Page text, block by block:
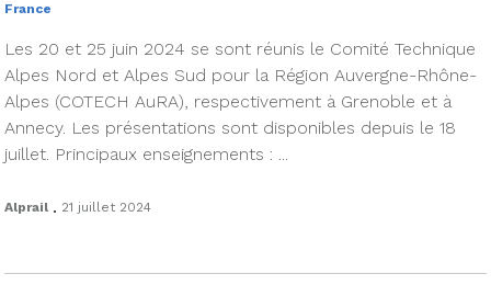
France
Les 20 et 25 juin 2024 se sont réunis le Comité Technique
Alpes Nord et Alpes Sud pour la Région Auvergne-Rhône-
Alpes (COTECH AuRA), respectivement à Grenoble et à
Annecy. Les présentations sont disponibles depuis le 18
juillet. Principaux enseignements : ...
Alprail . 21 juillet 2024